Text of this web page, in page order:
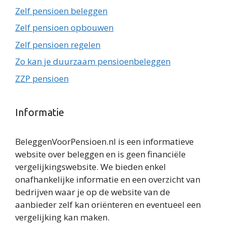
Zelf pensioen beleggen
Zelf pensioen opbouwen
Zelf pensioen regelen
Zo kan je duurzaam pensioenbeleggen
ZZP pensioen
Informatie
BeleggenVoorPensioen.nl is een informatieve
website over beleggen en is geen financiële
vergelijkingswebsite. We bieden enkel
onafhankelijke informatie en een overzicht van
bedrijven waar je op de website van de
aanbieder zelf kan oriënteren en eventueel een
vergelijking kan maken.